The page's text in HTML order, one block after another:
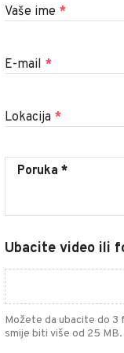
Vaše ime *
E-mail *
Lokacija *
Ubacite video ili
Možete da ubacite do
smije biti više od 25 MB.